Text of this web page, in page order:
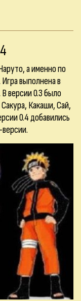
а именно по
выполнена в
версии 0.3 было
Какаши, Сай,
0.4 добавились